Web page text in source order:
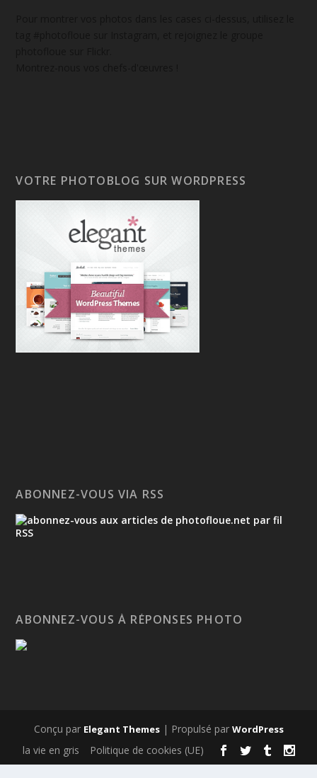
VOTRE PHOTOBLOG SUR WORDPRESS
ABONNEZ-VOUS VIA RSS
ABONNEZ-VOUS À RÉPONSES PHOTO
Conçu par Elegant Themes| Propulsé par WordPress
la vie en gris Politique de cookies (UE)